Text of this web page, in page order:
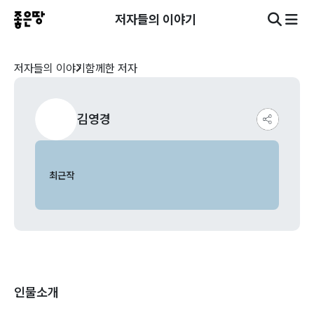
저자들의 이야기
저자들의 이야기 함께한 저자
김영경
최근작
인물소개